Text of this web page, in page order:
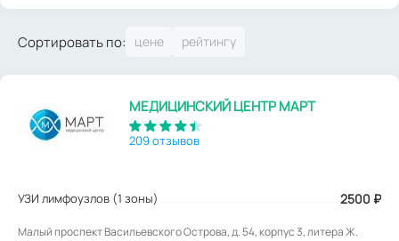
Сортировать по:
МЕДИЦИНСКИЙ ЦЕНТР МАРТ
209 отзывов
УЗИ лимфоузлов (1 зоны) 2500 ₽
Малый проспект Васильевского Острова, д. 54, корпус 3, литера Ж.